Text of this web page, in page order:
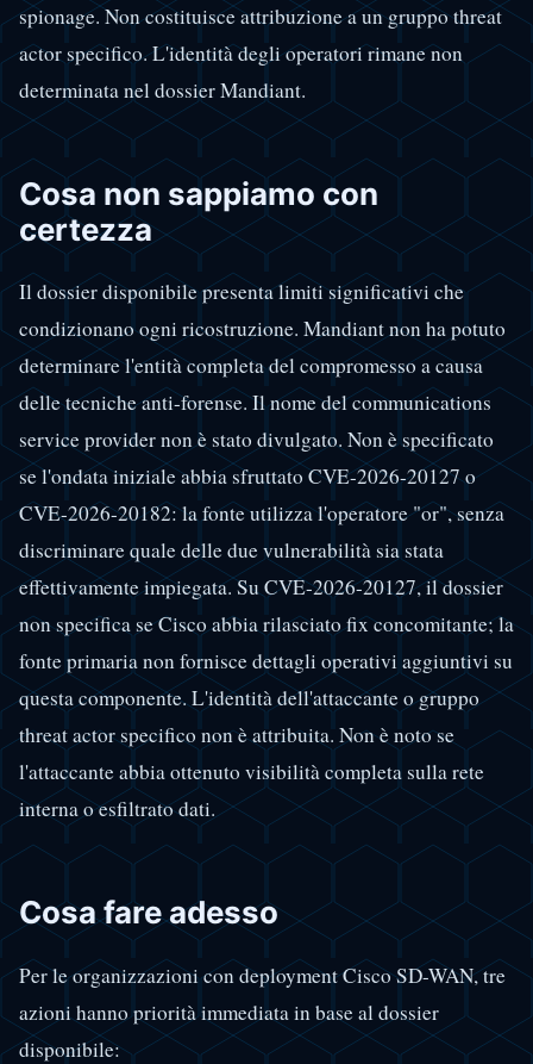
spionage. Non costituisce attribuzione a un gruppo threat
actor specifico. L'identità degli operatori rimane non
determinata nel dossier Mandiant.
Cosa non sappiamo con
certezza
Il dossier disponibile presenta limiti significativi che
condizionano ogni ricostruzione. Mandiant non ha potuto
determinare l'entità completa del compromesso a causa
delle tecniche anti-forense. Il nome del communications
service provider non è stato divulgato. Non è specificato
se l'ondata iniziale abbia sfruttato CVE-2026-20127 o
CVE-2026-20182: la fonte utilizza l'operatore "or", senza
discriminare quale delle due vulnerabilità sia stata
effettivamente impiegata. Su CVE-2026-20127, il dossier
non specifica se Cisco abbia rilasciato fix concomitante; la
fonte primaria non fornisce dettagli operativi aggiuntivi su
questa componente. L'identità dell'attaccante o gruppo
threat actor specifico non è attribuita. Non è noto se
l'attaccante abbia ottenuto visibilità completa sulla rete
interna o esfiltrato dati.
Cosa fare adesso
Per le organizzazioni con deployment Cisco SD-WAN, tre
azioni hanno priorità immediata in base al dossier
disponibile: